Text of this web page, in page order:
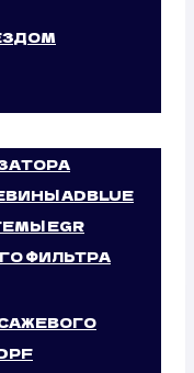
ADBLUE
EGR
ФИЛЬТРА
3.2
прошивок